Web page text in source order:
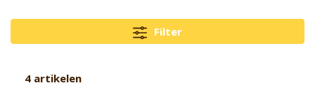
Filter
4 artikelen